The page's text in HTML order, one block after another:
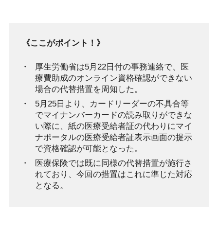
《ここがポイント！》
厚生労働省は5月22日付の事務連絡で、医
療費助成のオンライン資格確認ができない
場合の代替措置を周知した。
5月25日より、カードリーダーの不具合等
でマイナンバーカードの読み取りができな
い際に、紙の医療受給者証の代わりにマイ
ナポータルの医療受給者証表示画面の提示
で資格確認が可能となった。
医療保険では既に同様の代替措置が施行さ
れており、今回の措置はこれに準じた対応
となる。